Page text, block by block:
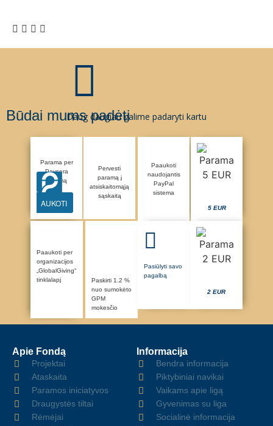
Būdai mums padėti
Daug daugiau galime padaryti kartu
Parama per
Paysera
sistemą
AUKOTI
Pervesti
paramą į
atsiskaitomąją
sąskaitą
Paaukoti
naudojantis
PayPal
sistema
5 EUR
Paaukoti per
organizacijos
„GlobalGiving“
tinklalapį
Paskirti 1.2 %
nuo sumokėto
GPM
mokesčio
Pasiūlyti savo
pagalbą
2 EUR
Apie Fondą
Projektai
Ataskaita
Paramos iniciatyvos
Draugystės tiltai
Rėmėjai
Informacija
Bendra informacija
Piktybiniai navikai
Vaikams apie ligą
Gyvenimas su liga
Socialinė informacija